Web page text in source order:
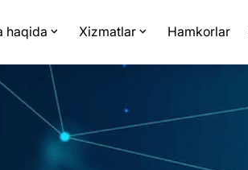
haqida Xizmatlar Hamkorlar